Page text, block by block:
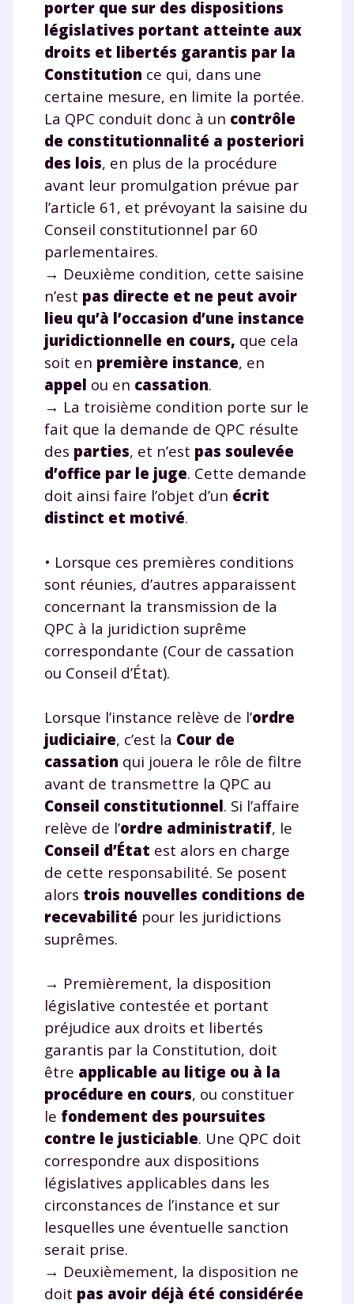
porter que sur des dispositions
législatives portant atteinte aux
droits et libertés garantis par la
Constitution ce qui, dans une
certaine mesure, en limite la portée.
La QPC conduit donc à un contrôle
de constitutionnalité a posteriori
des lois, en plus de la procédure
avant leur promulgation prévue par
l’article 61, et prévoyant la saisine du
Conseil constitutionnel par 60
parlementaires.
→ Deuxième condition, cette saisine
n’est pas directe et ne peut avoir
lieu qu’à l’occasion d’une instance
juridictionnelle en cours, que cela
soit en première instance, en
appel ou en cassation.
→ La troisième condition porte sur le
fait que la demande de QPC résulte
des parties, et n’est pas soulevée
d’office par le juge. Cette demande
doit ainsi faire l’objet d’un écrit
distinct et motivé.
• Lorsque ces premières conditions
sont réunies, d’autres apparaissent
concernant la transmission de la
QPC à la juridiction suprême
correspondante (Cour de cassation
ou Conseil d’État).
Lorsque l’instance relève de l’ordre
judiciaire, c’est la Cour de
cassation qui jouera le rôle de filtre
avant de transmettre la QPC au
Conseil constitutionnel. Si l’affaire
relève de l’ordre administratif, le
Conseil d’État est alors en charge
de cette responsabilité. Se posent
alors trois nouvelles conditions de
recevabilité pour les juridictions
suprêmes.
→ Premièrement, la disposition
législative contestée et portant
préjudice aux droits et libertés
garantis par la Constitution, doit
être applicable au litige ou à la
procédure en cours, ou constituer
le fondement des poursuites
contre le justiciable. Une QPC doit
correspondre aux dispositions
législatives applicables dans les
circonstances de l’instance et sur
lesquelles une éventuelle sanction
serait prise.
→ Deuxièmement, la disposition ne
doit pas avoir déjà été considérée
Tout le programme scolaire du CP à
la Terminale
Des profs expérimentés disponibles
à la demande par tchat, audio ou
vidéo
TESTER GRATUITEMENT
* Votre code d'accès sera envoyé à cette adresse e-mail. En
renseignant votre e-mail, vous consentez à ce que vos
données à caractère personnel soient traitées par SEJER, sous
la marque myMaxicours, afin que SEJER puisse vous donner
accès au service de soutien scolaire pendant 24h. Pour en
savoir plus sur la gestion de vos données personnelles et
pour exercer vos droits, vous pouvez consulternotre
charte
J’accepte de recevoir les actualités et des
communications de la part de
myMaxicours.
Votre adresse e-mail sera exclusivement utilisée pour
vous envoyer notre newsletter. Vous pourrez vous
désinscrire à tout moment, à travers le lien de
désinscription présent dans chaque newsletter. Pour
en savoir plus sur la gestion de vos données
personnelles et pour exercer vos droits, vous pouvez
consulternotre charte.